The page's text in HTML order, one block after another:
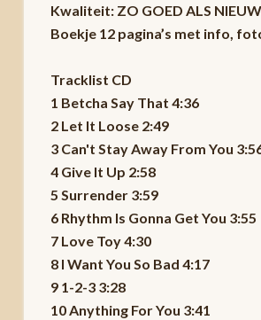
Kwaliteit: ZO GOED ALS NIEUW
Boekje 12 pagina’s met info,
Tracklist CD
1 Betcha Say That 4:36
2 Let It Loose 2:49
3 Can't Stay Away From You
4 Give It Up 2:58
5 Surrender 3:59
6 Rhythm Is Gonna Get You 3:55
7 Love Toy 4:30
8 I Want You So Bad 4:17
9 1-2-3 3:28
10 Anything For You 3:41